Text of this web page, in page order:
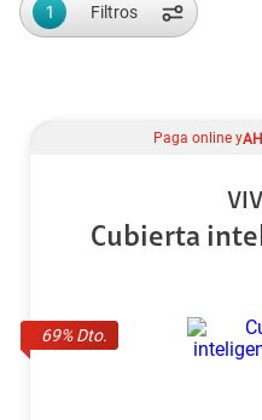
1 Filtros
69% Dto.
Paga online y
Cubierta